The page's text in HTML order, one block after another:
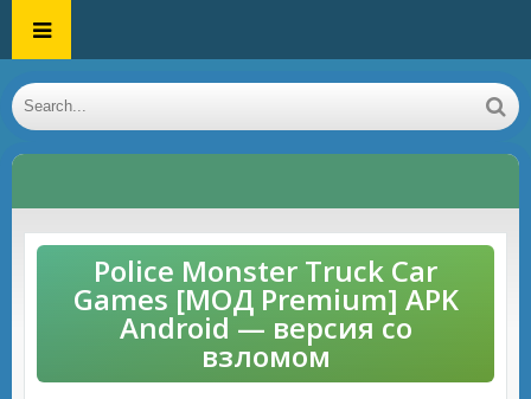
Police Monster Truck Car
Games [МОД Premium] APK
Android — версия со
взломом